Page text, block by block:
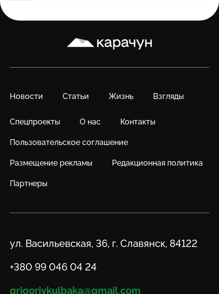
Карачун
Новости Статьи Жизнь Взгляды
Спецпроекты О нас Контакты
Пользовательское соглашение
Размещение рекламы Редакционная политика
Партнеры
Адрес
ул. Васильевская, 36, г. Славянск, 84122
Телефон
+380 99 046 04 24
Email
grigoriykulbaka@gmail.com